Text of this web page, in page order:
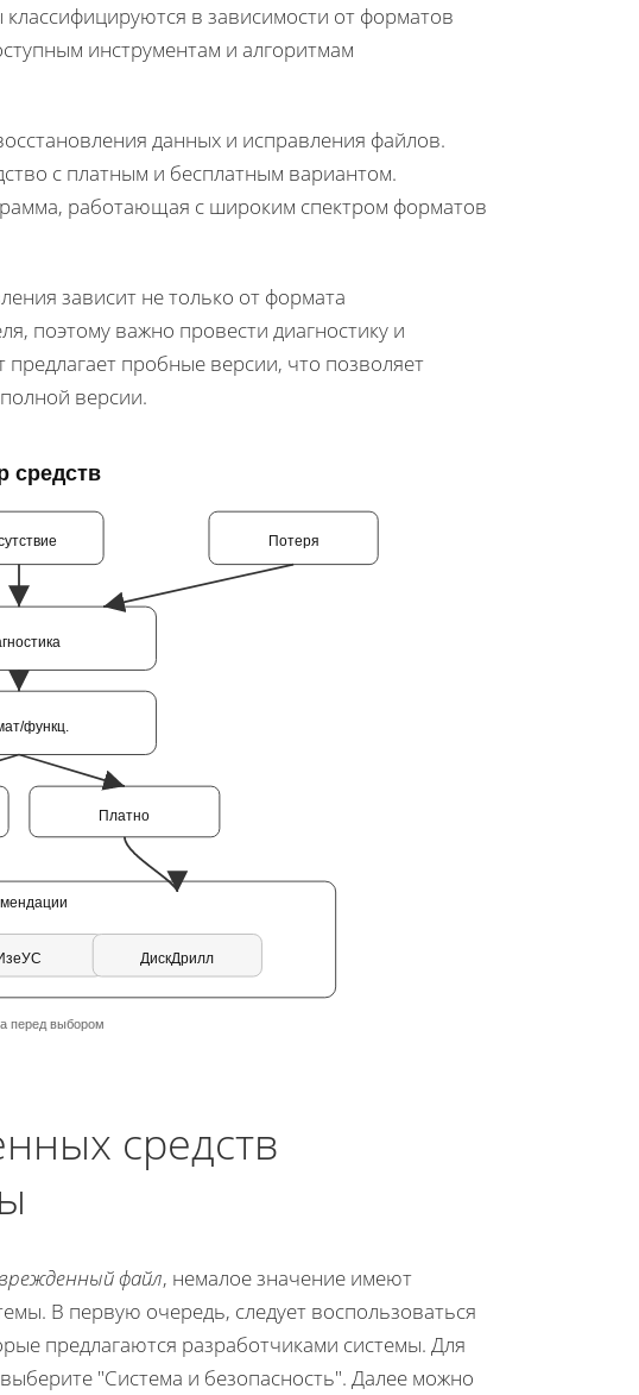
в зависимости от форматов
инструментам и алгоритмам
данных и исправления файлов.
с платным и бесплатным вариантом.
работающая с широким спектром форматов
зависит не только от формата
поэтому важно провести диагностику и
пробные версии, что позволяет
версии.
средств
Потеря
функц.
Платно
ДискДрилл
перед выбором
средств
файл, немалое значение имеют
В первую очередь, следует воспользоваться
предлагаются разработчиками системы. Для
"Система и безопасность". Далее можно